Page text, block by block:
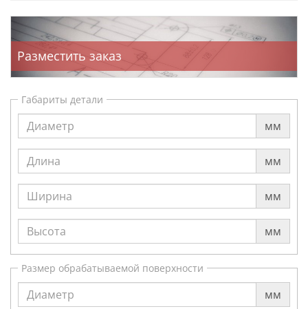
Разместить заказ
Габариты детали
мм
мм
мм
мм
Размер обрабатываемой поверхности
мм